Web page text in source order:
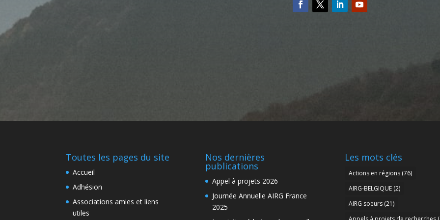
Toutes les pages du site
Accueil
Adhésion
Associations amies et liens
utiles
Nos dernières
publications
Appel à projets 2026
Journée Annuelle AIRG France
2025
Les mots clés
Actions en régions(76)
AIRG-BELGIQUE(2)
AIRG soeurs(21)